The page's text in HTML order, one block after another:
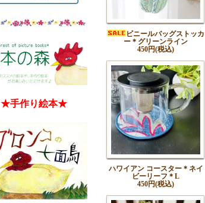
ビニールバッグストッカ
ー＊グリーンライン
450円(税込)
ハワイアン コースター＊ネイ
ビーリーフ＊L
450円(税込)
★手作り絵本★